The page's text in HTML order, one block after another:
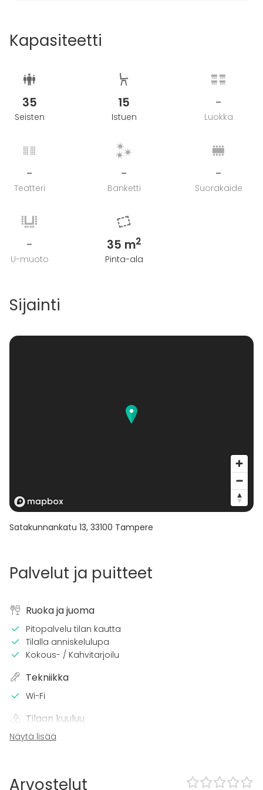
Kapasiteetti
35
Seisten
15
Istuen
-
Luokka
-
Teatteri
-
Banketti
-
Suorakaide
-
U-muoto
35 m2
Pinta-ala
Sijainti
Satakunnankatu 13, 33100 Tampere
Palvelut ja puitteet
Ruoka ja juoma
Pitopalvelu tilan kautta
Tilalla anniskelulupa
Kokous- / Kahvitarjoilu
Tekniikka
Wi-Fi
Tilaan kuuluu
Majoittumismahdollisuus
Juhlat
Näytä lisää
Arvostelut